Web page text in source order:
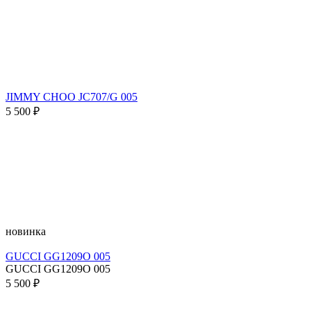
JIMMY CHOO JC707/G 005
5 500 ₽
новинка
GUCCI GG1209O 005
GUCCI GG1209O 005
5 500 ₽